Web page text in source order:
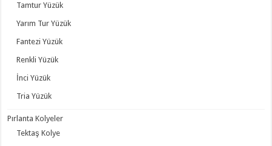
Tamtur Yüzük
Yarım Tur Yüzük
Fantezi Yüzük
Renkli Yüzük
İnci Yüzük
Tria Yüzük
Pırlanta Kolyeler
Tektaş Kolye